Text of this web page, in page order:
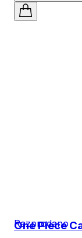
Razprodano
One Piece